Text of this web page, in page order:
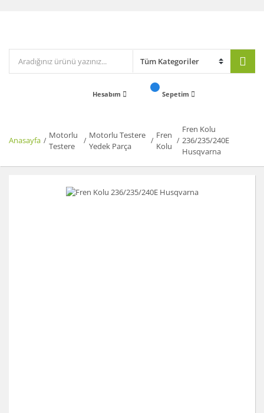
Hesabım Sepetim
Anasayfa
Motorlu
Testere
Motorlu Testere
Yedek Parça
Fren
Kolu
Fren Kolu
236/235/240E
Husqvarna